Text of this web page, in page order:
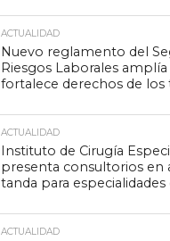
ACTUALIDAD
Nuevo reglamento del
Riesgos Laborales
fortalece derechos de los
ACTUALIDAD
Instituto de Cirugía
presenta consultorios en
tanda para especialidades
ACTUALIDAD